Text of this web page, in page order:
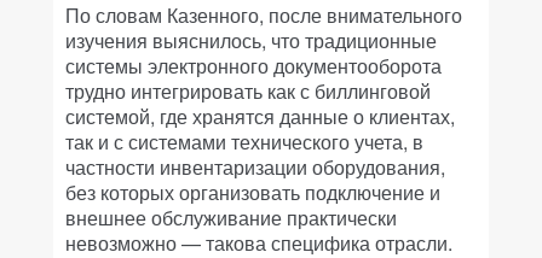
По словам Казенного, после внимательного
изучения выяснилось, что традиционные
системы электронного документооборота
трудно интегрировать как с биллинговой
системой, где хранятся данные о клиентах,
так и с системами технического учета, в
частности инвентаризации оборудования,
без которых организовать подключение и
внешнее обслуживание практически
невозможно — такова специфика отрасли.